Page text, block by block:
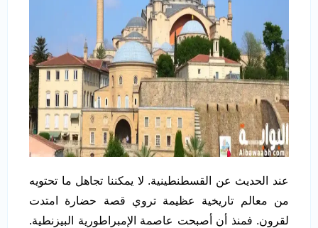
عند الحديث عن القسطنطينية. لا يمكننا تجاهل ما تحتويه
من معالم تاريخية عظيمة تروي قصة حضارة امتدت
لقرون. فمنذ أن أصبحت عاصمة الإمبراطورية البيزنطية.